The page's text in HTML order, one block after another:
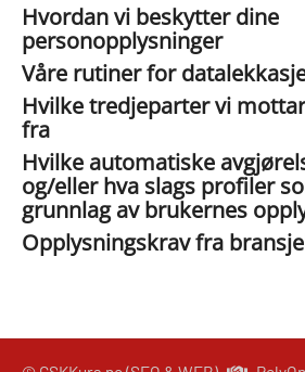
Hvordan vi beskytter dine
personopplysninger
Våre rutiner for
Hvilke tredjeparter vi
fra
Hvilke automatiske
og/eller hva slags profiler
grunnlag av brukernes
Opplysningskrav fra